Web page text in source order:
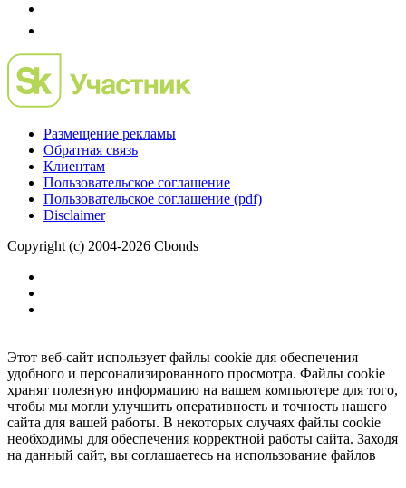
Размещение рекламы
Обратная связь
Клиентам
Пользовательское соглашение
Пользовательское соглашение (pdf)
Disclaimer
Copyright (c) 2004-2026 Cbonds
Этот веб-сайт использует файлы cookie для обеспечения
удобного и персонализированного просмотра. Файлы cookie
хранят полезную информацию на вашем компьютере для того,
чтобы мы могли улучшить оперативность и точность нашего
сайта для вашей работы. В некоторых случаях файлы cookie
необходимы для обеспечения корректной работы сайта. Заходя
на данный сайт, вы соглашаетесь на использование файлов